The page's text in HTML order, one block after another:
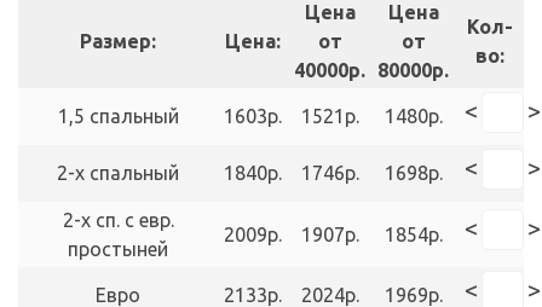
Размер: Цена:
Цена
от
40000р.
Цена
от
80000р.
Кол-
во:
1,5 спальный 1603р. 1521р. 1480р. < >
2-х спальный 1840р. 1746р. 1698р. < >
2-х сп. с евр.
простыней
2009р. 1907р. 1854р. < >
Евро 2133р. 2024р. 1969р. < >